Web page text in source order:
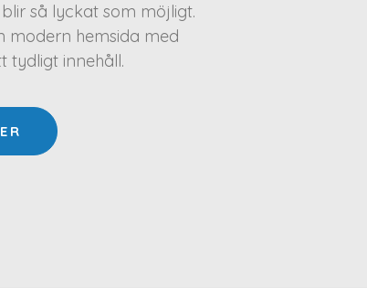
så lyckat som möjligt.
modern hemsida med
tydligt innehåll.